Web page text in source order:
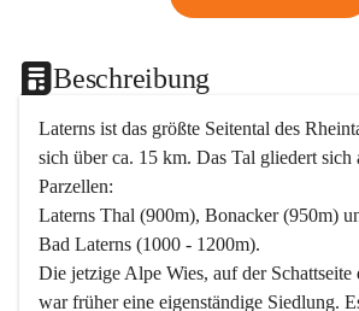
Beschreibung
Laterns ist das größte Seitental des
sich über ca. 15 km. Das Tal gliedert sich
Parzellen:
Laterns Thal (900m), Bonacker (950m)
Bad Laterns (1000 - 1200m).
Die jetzige Alpe Wies, auf der Schattseite
war früher eine eigenständige Siedlung.